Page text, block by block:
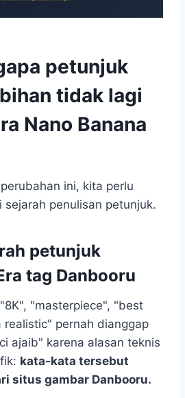
petunjuk
tidak lagi
Nano Banana
ini, kita perlu
sejarah penulisan petunjuk.
petunjuk
tag Danbooru
"masterpiece", "best
realistic" pernah dianggap
ajaib" karena alasan teknis
kata-kata tersebut
situs gambar Danbooru.